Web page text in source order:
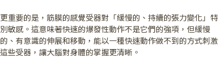
更重要的是，筋膜的感覺受器對「緩慢的、持續的張力變化」特
別敏感。這意味著快速的爆發性動作不是它們的強項，但緩慢
的、有意識的伸展和移動，能以一種快速動作做不到的方式刺激
這些受器，讓大腦對身體的掌握更清晰。